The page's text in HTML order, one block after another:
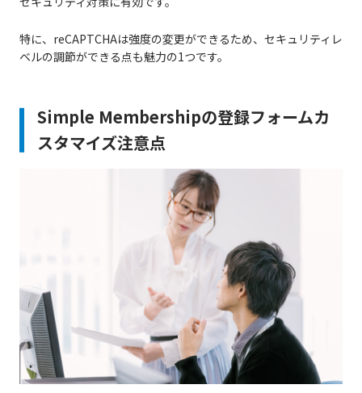
特に、reCAPTCHAは強度の変更ができるため、セキュリティレ
ベルの調節ができる点も魅力の1つです。
Simple Membershipの登録フォームカ
スタマイズ注意点